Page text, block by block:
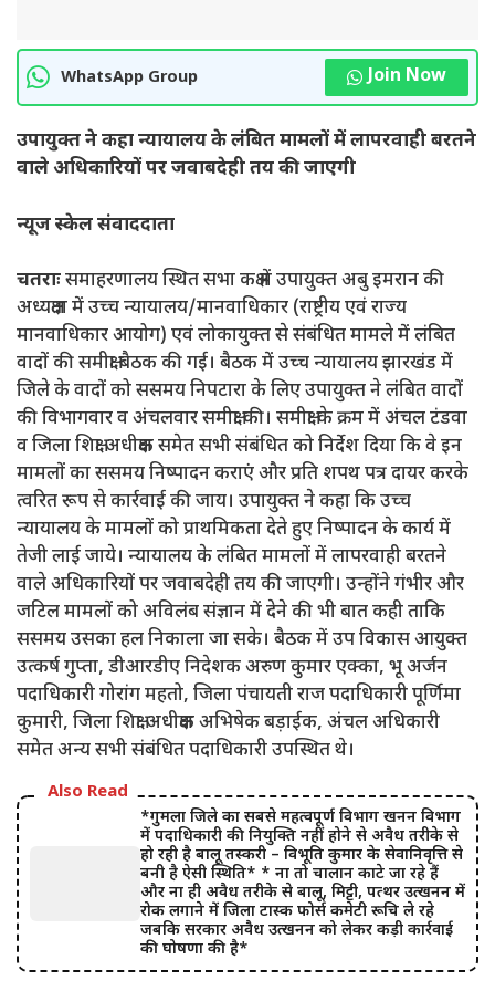
WhatsApp Group Join Now
उपायुक्त ने कहा न्यायालय के लंबित मामलों में लापरवाही बरतने
वाले अधिकारियों पर जवाबदेही तय की जाएगी
न्यूज स्केल संवाददाता
चतराःसमाहरणालय स्थित सभा कक्ष में उपायुक्त अबु इमरान की
अध्यक्षता में उच्च न्यायालय/मानवाधिकार (राष्ट्रीय एवं राज्य
मानवाधिकार आयोग) एवं लोकायुक्त से संबंधित मामले में लंबित
वादों की समीक्षा बैठक की गई। बैठक में उच्च न्यायालय झारखंड में
जिले के वादों को ससमय निपटारा के लिए उपायुक्त ने लंबित वादों
की विभागवार व अंचलवार समीक्षा की। समीक्षा के क्रम में अंचल टंडवा
व जिला शिक्षा अधीक्षक समेत सभी संबंधित को निर्देश दिया कि वे इन
मामलों का ससमय निष्पादन कराएं और प्रति शपथ पत्र दायर करके
त्वरित रूप से कार्रवाई की जाय। उपायुक्त ने कहा कि उच्च
न्यायालय के मामलों को प्राथमिकता देते हुए निष्पादन के कार्य में
तेजी लाई जाये। न्यायालय के लंबित मामलों में लापरवाही बरतने
वाले अधिकारियों पर जवाबदेही तय की जाएगी। उन्होंने गंभीर और
जटिल मामलों को अविलंब संज्ञान में देने की भी बात कही ताकि
ससमय उसका हल निकाला जा सके। बैठक में उप विकास आयुक्त
उत्कर्ष गुप्ता, डीआरडीए निदेशक अरुण कुमार एक्का, भू अर्जन
पदाधिकारी गोरांग महतो, जिला पंचायती राज पदाधिकारी पूर्णिमा
कुमारी, जिला शिक्षा अधीक्षक अभिषेक बड़ाईक, अंचल अधिकारी
समेत अन्य सभी संबंधित पदाधिकारी उपस्थित थे।
Also Read
*गुमला जिले का सबसे महत्वपूर्ण विभाग खनन विभाग
में पदाधिकारी की नियुक्ति नहीं होने से अवैध तरीके से
हो रही है बालू तस्करी – विभूति कुमार के सेवानिवृत्ति से
बनी है ऐसी स्थिति* * ना तो चालान काटे जा रहे हैं
और ना ही अवैध तरीके से बालू, मिट्टी, पत्थर उत्खनन में
रोक लगाने में जिला टास्क फोर्स कमेटी रूचि ले रहे
जबकि सरकार अवैध उत्खनन को लेकर कड़ी कार्रवाई
की घोषणा की है*